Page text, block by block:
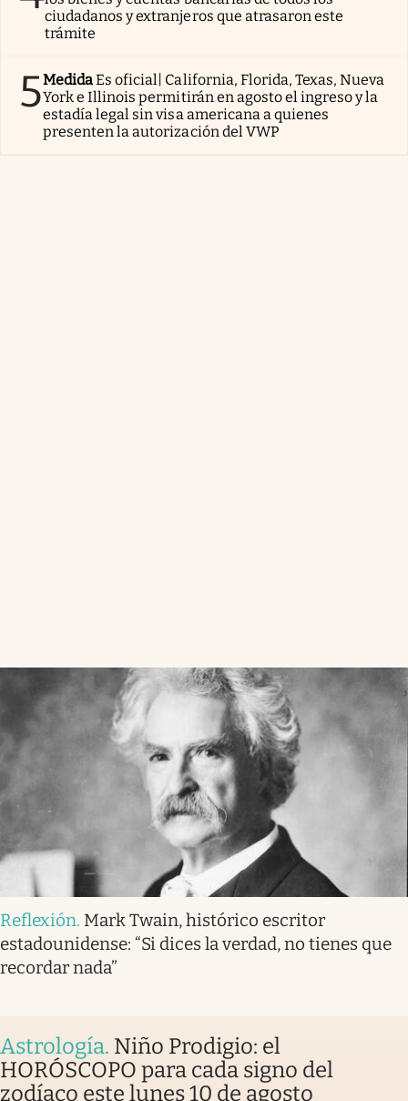
ciudadanos y extranjeros que atrasaron este
trámite
5MedidaEs oficial| California, Florida, Texas, Nueva
York e Illinois permitirán en agosto el ingreso y la
estadía legal sin visa americana a quienes
presenten la autorización del VWP
Reflexión. Mark Twain, histórico escritor
estadounidense: “Si dices la verdad, no tienes que
recordar nada”
Astrología. Niño Prodigio: el
HORÓSCOPO para cada signo del
zodíaco este lunes 10 de agosto